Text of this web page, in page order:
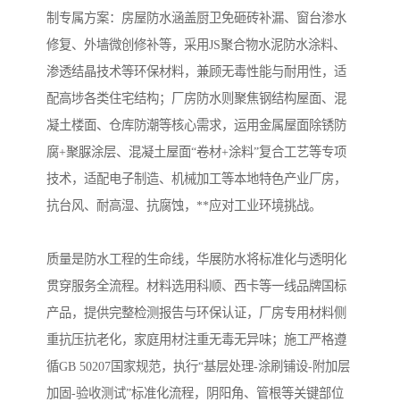
制专属方案：房屋防水涵盖厨卫免砸砖补漏、窗台渗水
修复、外墙微创修补等，采用JS聚合物水泥防水涂料、
渗透结晶技术等环保材料，兼顾无毒性能与耐用性，适
配高埗各类住宅结构；厂房防水则聚焦钢结构屋面、混
凝土楼面、仓库防潮等核心需求，运用金属屋面除锈防
腐+聚脲涂层、混凝土屋面“卷材+涂料”复合工艺等专项
技术，适配电子制造、机械加工等本地特色产业厂房，
抗台风、耐高湿、抗腐蚀，**应对工业环境挑战。
质量是防水工程的生命线，华展防水将标准化与透明化
贯穿服务全流程。材料选用科顺、西卡等一线品牌国标
产品，提供完整检测报告与环保认证，厂房专用材料侧
重抗压抗老化，家庭用材注重无毒无异味；施工严格遵
循GB 50207国家规范，执行“基层处理-涂刷铺设-附加层
加固-验收测试”标准化流程，阴阳角、管根等关键部位